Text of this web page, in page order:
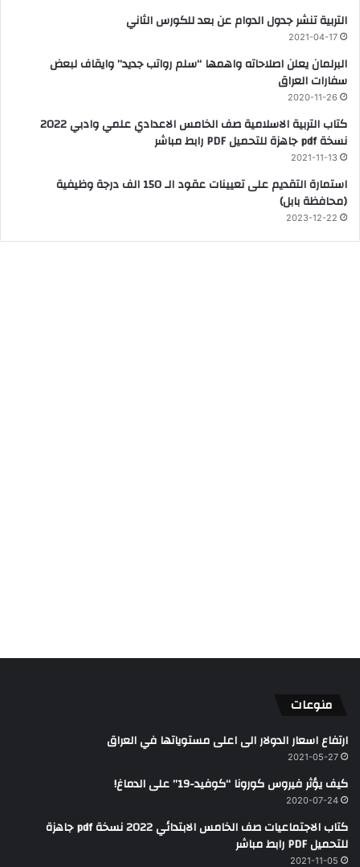
التربية تنشر جدول الدوام عن بعد للكورس الثاني
2021-04-17
البرلمان يعلن اصلاحاته واهمها “سلم رواتب جديد” وايقاف لبعض
سفارات العراق
2020-11-26
كتاب التربية الاسلامية صف الخامس الاعدادي علمي وادبي 2022
نسخة pdf جاهزة للتحميل PDF رابط مباشر
2021-11-13
استمارة التقديم على تعيينات عقود الـ 150 الف درجة وظيفية
(محافظة بابل)
2023-12-22
منوعات
ارتفاع اسعار الدولار الى اعلى مستوياتها في العراق
2021-05-27
كيف يؤثر فيروس كورونا “كوفيد-19” على الدماغ!
2020-07-24
كتاب الاجتماعيات صف الخامس الابتدائي 2022 نسخة pdf جاهزة
للتحميل PDF رابط مباشر
2021-11-05